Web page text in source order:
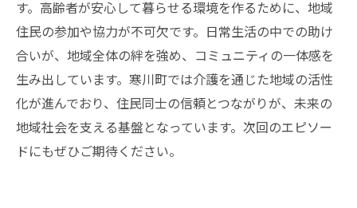
す。高齢者が安心して暮らせる環境を作るために、地域
住民の参加や協力が不可欠です。日常生活の中での助け
合いが、地域全体の絆を強め、コミュニティの一体感を
生み出しています。寒川町では介護を通じた地域の活性
化が進んでおり、住民同士の信頼とつながりが、未来の
地域社会を支える基盤となっています。次回のエピソー
ドにもぜひご期待ください。